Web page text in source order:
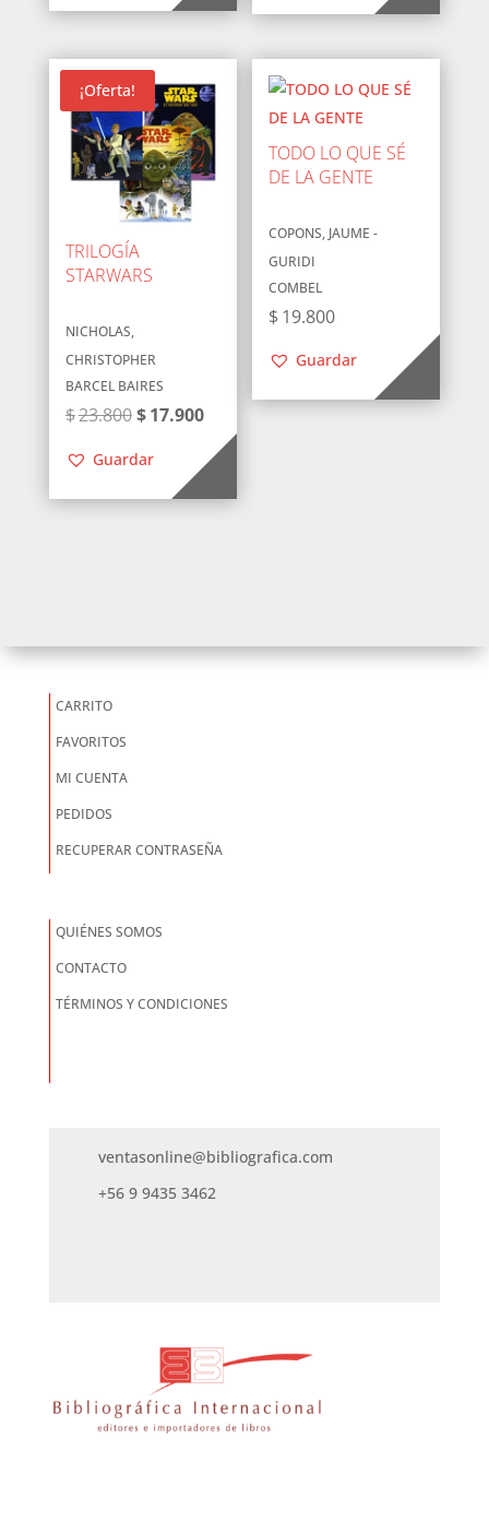
era:
es:
¡Oferta!
TRILOGÍA
STARWARS
NICHOLAS,
CHRISTOPHER
BARCEL BAIRES
$23.800El
original
era:
$17.900El
precio
actual
es:
Guardar
TODO LO QUE SÉ
DE LA GENTE
COPONS, JAUME -
GURIDI
COMBEL
$ 19.800
Guardar
CARRITO
FAVORITOS
MI CUENTA
PEDIDOS
RECUPERAR CONTRASEÑA
QUIÉNES SOMOS
CONTACTO
TÉRMINOS Y CONDICIONES
ventasonline@bibliografica.com
+56 9 9435 3462